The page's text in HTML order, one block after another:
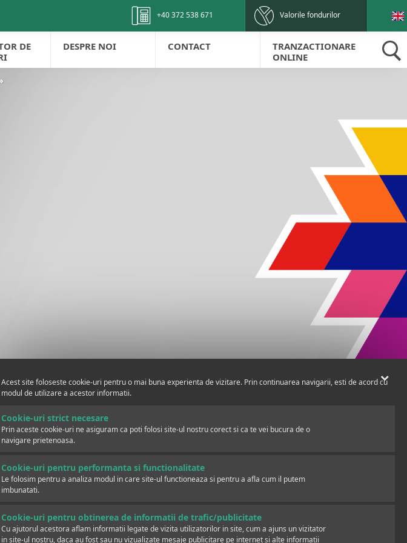
+40 372 538 671 Valorile fondurilor
DE
DESPRE NOI CONTACT
TRANZACTIONARE
ONLINE
Acest site foloseste cookie-uri pentru o mai buna experienta de vizitare. Prin continuarea navigarii, esti de acord cu
modul de utilizare a acestor informatii.
Cookie-uri strict necesare
Prin aceste cookie-uri ne asiguram ca poti folosi site-ul nostru corect si ca te vei bucura de o
navigare prietenoasa.
Cookie-uri pentru performanta si functionalitate
Le folosim pentru a analiza modul in care site-ul functioneaza si pentru a afla cum il putem
imbunatati.
Cookie-uri pentru obtinerea de informatii de trafic/publicitate
Cu ajutorul acestora aflam informatii legate de vizita utilizatorilor in site, cum a ajuns un vizitator
in site-ul nostru, daca au fost sau nu vizualizate mesaje publicitare pe internet si alte informatii